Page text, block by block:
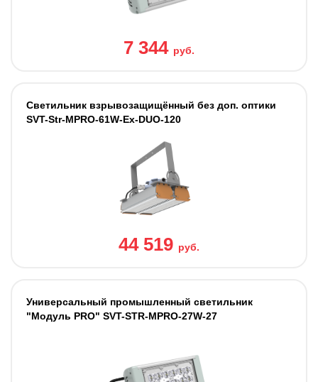
7 344 руб.
Светильник взрывозащищённый без доп. оптики
SVT-Str-MPRO-61W-Ex-DUO-120
44 519 руб.
Универсальный промышленный светильник
"Модуль PRO" SVT-STR-MPRO-27W-27